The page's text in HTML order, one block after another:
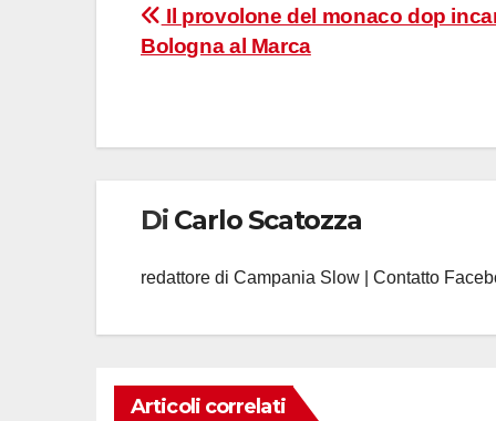
Navigazione
articoli
Il provolone del monaco dop
Bologna al Marca
Di Carlo Scatozza
redattore di Campania Slow | Contatto
Articoli correlati